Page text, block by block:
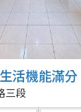
出
區域
活機能滿
三段